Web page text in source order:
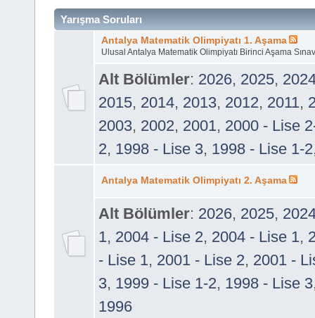
Yarışma Soruları
Antalya Matematik Olimpiyatı 1. Aşama
Ulusal Antalya Matematik Olimpiyatı Birinci Aşama
Alt Bölümler: 2026, 2025,
2015, 2014, 2013, 2012, 2011,
2003, 2002, 2001, 2000 - Lise
2, 1998 - Lise 3, 1998 - Lise 1-2
Antalya Matematik Olimpiyatı 2. Aşama
Alt Bölümler: 2026, 2025,
1, 2004 - Lise 2, 2004 - Lise 1,
- Lise 1, 2001 - Lise 2, 2001 -
3, 1999 - Lise 1-2, 1998 - Lise 3
1996